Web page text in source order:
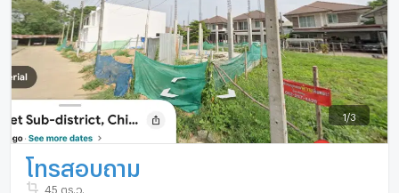
1/3
โทรสอบถาม
45 ตร.ว.